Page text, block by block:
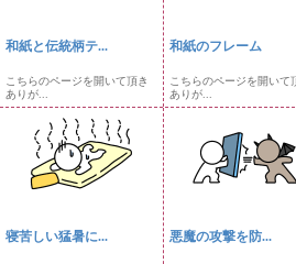
和紙と伝統柄テ...
こちらのページを開いて頂き
ありが...
和紙のフレーム
こちらのページを開いて
ありが...
寝苦しい猛暑に... 悪魔の攻撃を防...